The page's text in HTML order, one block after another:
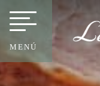
MENÚ